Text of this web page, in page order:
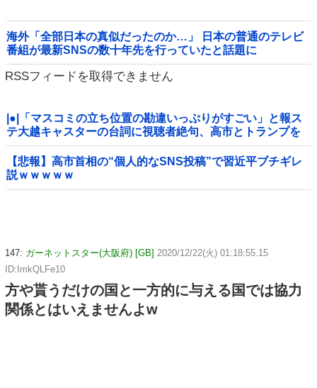
海外「全部日本の真似だったのか…」 日本の普通のテレビ
番組が最新SNSの数十年先を行っていたと話題に
RSSフィードを取得できません
|●|「マスコミの立ち位置の勘違いっぷりがすごい」と報ス
テ大越キャスターの台詞に視聴者絶句、高市とトランプを
同列視させようという思惑がひしひしと
【悲報】高市首相の“個人的なSNS投稿”で習近平ブチギレ
説ｗｗｗｗｗ
147: ガーネットスター(大阪府) [GB] 2020/12/22(火) 01:18:55.15
ID:ImkQLFe10
方や貰うだけの国と一方的に与える国では協力
関係とはいえませんよw